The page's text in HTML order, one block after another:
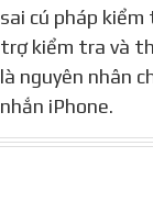
sai cú pháp
trợ kiểm tra và
là nguyên nhân
nhắn iPhone.